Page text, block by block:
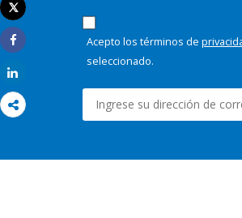
Imprimir
Tweet
Share
Acepto los términos de
seleccionado.